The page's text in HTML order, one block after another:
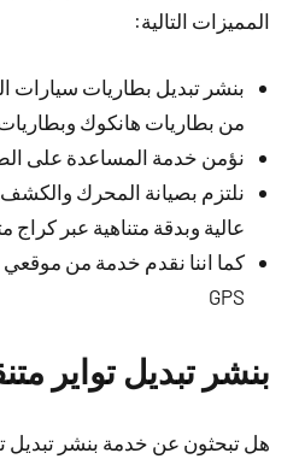
المميزات التالية:
بنشر تبديل بطاريات سيارات
من بطاريات هانكوك وبطاريات
نؤمن خدمة المساعدة على
نلتزم بصيانة المحرك
عالية وبدقة متناهية عبر كراج
كما اننا نقدم خدمة من موقعي
GPS
بنشر تبديل تواير
هل تبحثون عن خدمة بنشر تبديل